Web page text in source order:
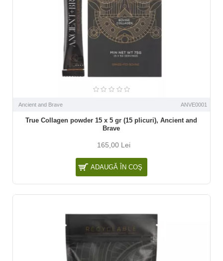
Ancient and Brave ANVE0001
True Collagen powder 15 x 5 gr (15 plicuri), Ancient and
Brave
165,00 Lei
ADAUGĂ ÎN COŞ